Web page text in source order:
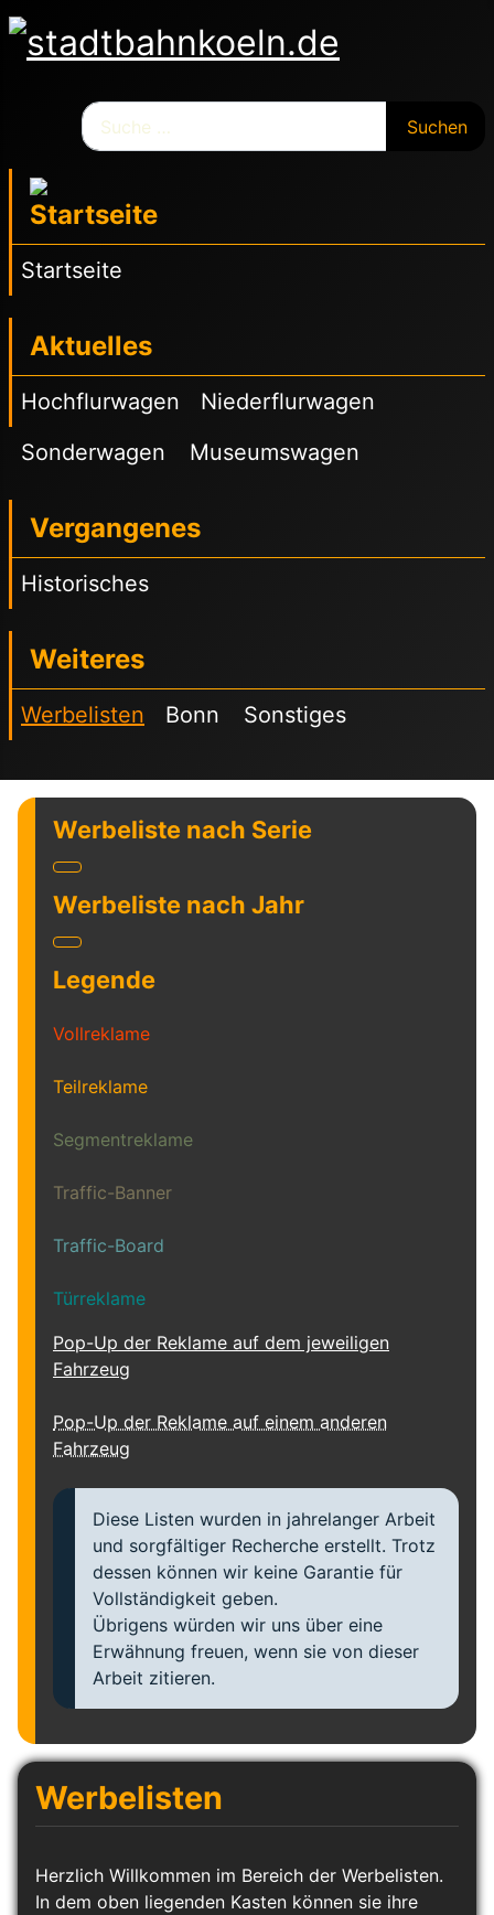
Suchen
Startseite
Aktuelles
Hochflurwagen
Niederflurwagen
Sonderwagen
Museumswagen
Vergangenes
Historisches
Weiteres
Werbelisten Bonn Sonstiges
Werbeliste nach Serie
Werbeliste nach Jahr
Legende
Vollreklame
Teilreklame
Segmentreklame
Traffic-Banner
Traffic-Board
Türreklame
Pop-Up der Reklame auf dem jeweiligen
Fahrzeug
Pop-Up der Reklame auf einem anderen
Fahrzeug
Diese Listen wurden in jahrelanger Arbeit
und sorgfältiger Recherche erstellt. Trotz
dessen können wir keine Garantie für
Vollständigkeit geben.
Übrigens würden wir uns über eine
Erwähnung freuen, wenn sie von dieser
Arbeit zitieren.
Werbelisten
Herzlich Willkommen im Bereich der Werbelisten.
In dem oben liegenden Kasten können sie ihre